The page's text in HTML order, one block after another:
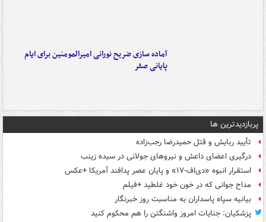
آماده سازی ضریح نورانی امیرالمومنین برای ایام
پایانی صفر
پربازدیدترین ها
تأیید ربایش و قتل حمیدرضا رجب‌زاده
درگیری اعضای داعش و نیروهای جولانی در سیده زینب
استقرار انبوه «دی‌اف‑۱۷» و پایان عصر پدافند آمریکا +عکس
مداح جوانی که در خون خود غلطید +فیلم
بیانیه سپاه پاسداران به مناسبت روز خبرنگار
پزشکیان: جنایات امروز واشنگتن را هم محکوم کنید